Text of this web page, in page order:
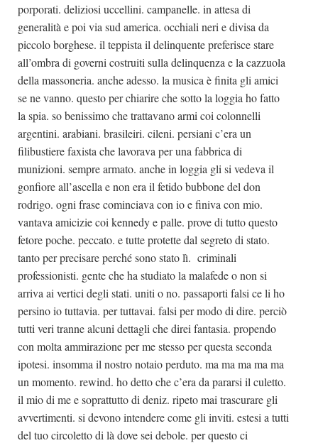
porporati. deliziosi uccellini. campanelle. in attesa di
generalità e poi via sud america. occhiali neri e divisa da
piccolo borghese. il teppista il delinquente preferisce stare
all’ombra di governi costruiti sulla delinquenza e la cazzuola
della massoneria. anche adesso. la musica è finita gli amici
se ne vanno. questo per chiarire che sotto la loggia ho fatto
la spia. so benissimo che trattavano armi coi colonnelli
argentini. arabiani. brasileiri. cileni. persiani c’era un
filibustiere faxista che lavorava per una fabbrica di
munizioni. sempre armato. anche in loggia gli si vedeva il
gonfiore all’ascella e non era il fetido bubbone del don
rodrigo. ogni frase cominciava con io e finiva con mio.
vantava amicizie coi kennedy e palle. prove di tutto questo
fetore poche. peccato. e tutte protette dal segreto di stato.
tanto per precisare perché sono stato lì. criminali
professionisti. gente che ha studiato la malafede o non si
arriva ai vertici degli stati. uniti o no. passaporti falsi ce li ho
persino io tuttavia. per tuttavai. falsi per modo di dire. perciò
tutti veri tranne alcuni dettagli che direi fantasia. propendo
con molta ammirazione per me stesso per questa seconda
ipotesi. insomma il nostro notaio perduto. ma ma ma ma ma
un momento. rewind. ho detto che c’era da pararsi il culetto.
il mio di me e soprattutto di deniz. ripeto mai trascurare gli
avvertimenti. si devono intendere come gli inviti. estesi a tutti
del tuo circoletto di là dove sei debole. per questo ci